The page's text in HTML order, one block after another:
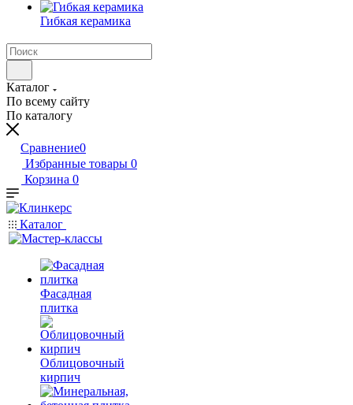
Гибкая керамика
Каталог
По всему сайту
По каталогу
Сравнение0
Избранные товары 0
Корзина 0
Каталог
Фасадная
плитка
Облицовочный
кирпич